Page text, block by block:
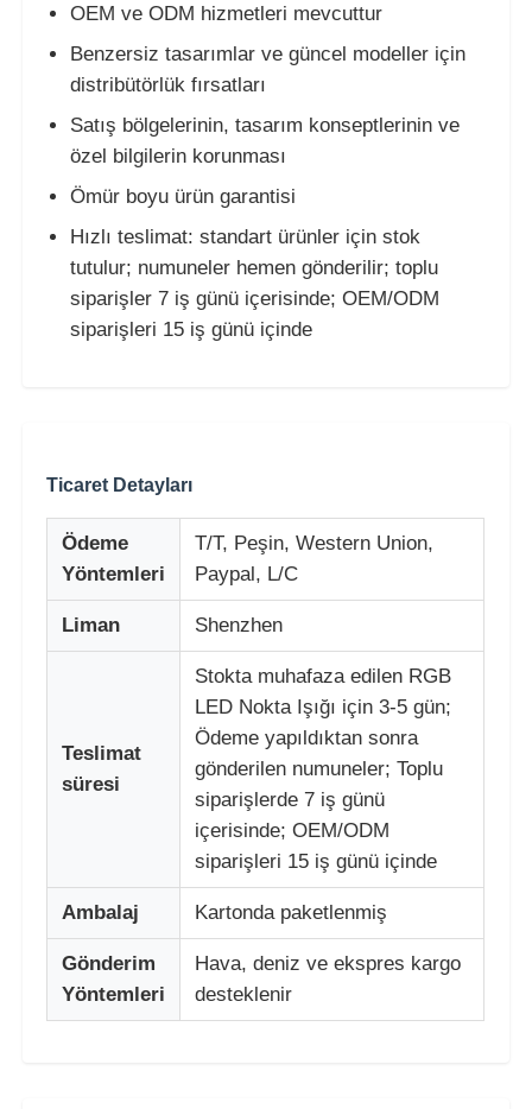
OEM ve ODM hizmetleri mevcuttur
Benzersiz tasarımlar ve güncel modeller için
distribütörlük fırsatları
Satış bölgelerinin, tasarım konseptlerinin ve
özel bilgilerin korunması
Ömür boyu ürün garantisi
Hızlı teslimat: standart ürünler için stok
tutulur; numuneler hemen gönderilir; toplu
siparişler 7 iş günü içerisinde; OEM/ODM
siparişleri 15 iş günü içinde
Ticaret Detayları
Ödeme
Yöntemleri
T/T, Peşin, Western Union,
Paypal, L/C
Liman Shenzhen
Teslimat
süresi
Stokta muhafaza edilen RGB
LED Nokta Işığı için 3-5 gün;
Ödeme yapıldıktan sonra
gönderilen numuneler; Toplu
siparişlerde 7 iş günü
içerisinde; OEM/ODM
siparişleri 15 iş günü içinde
Ambalaj Kartonda paketlenmiş
Gönderim
Yöntemleri
Hava, deniz ve ekspres kargo
desteklenir